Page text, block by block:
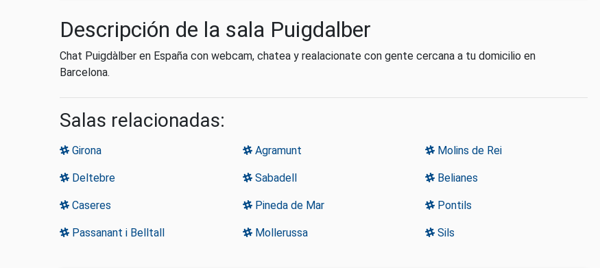
Descripción de la sala Puigdalber
Chat Puigdàlber en España con webcam, chatea y realacionate con gente cercana a tu domicilio en
Barcelona.
Salas relacionadas:
Girona Agramunt Molins de Rei
Deltebre Sabadell Belianes
Caseres Pineda de Mar Pontils
Passanant i Belltall Mollerussa Sils